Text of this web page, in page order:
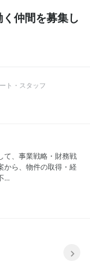
仲間を募集し
ト・スタッフ
て、事業戦略・財務戦
から、物件の取得・経
...